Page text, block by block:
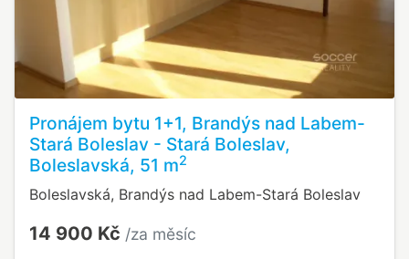
Pronájem bytu 1+1, Brandýs nad Labem-
Stará Boleslav - Stará Boleslav,
Boleslavská, 51 m2
Boleslavská, Brandýs nad Labem-Stará Boleslav
14 900 Kč /za měsíc